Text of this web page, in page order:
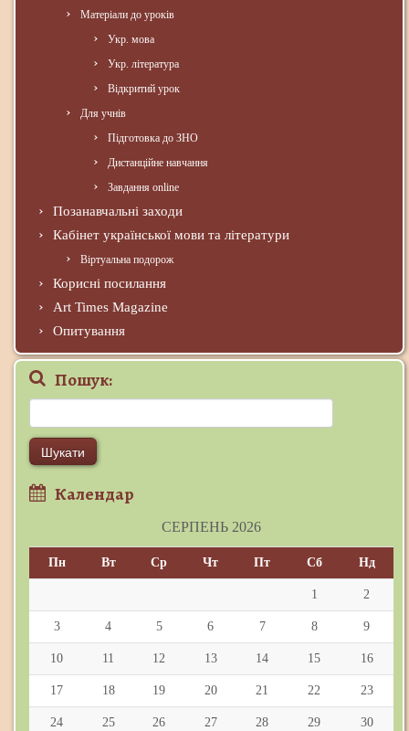
Матеріали до уроків
Укр. мова
Укр. література
Відкритий урок
Для учнів
Підготовка до ЗНО
Дистанційне навчання
Завдання online
Позанавчальні заходи
Кабінет української мови та літератури
Віртуальна подорож
Корисні посилання
Art Times Magazine
Опитування
Пошук:
Календар
СЕРПЕНЬ 2026
Пн Вт Ср Чт Пт Сб Нд
1 2
3 4 5 6 7 8 9
10 11 12 13 14 15 16
17 18 19 20 21 22 23
24 25 26 27 28 29 30